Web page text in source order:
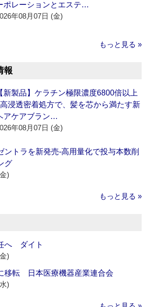
ポレーションとエステ…
年08月07日 (金)
もっと見る »
報
【新製品】ケラチン極限濃度6800倍以上
浸透密着処方で、髪を芯から満たす新
アケアブラン…
年08月07日 (金)
ントラを新発売‐高用量化で投与本数削
グ
)
もっと見る »
へ ダイト
)
移転 日本医療機器産業連合会
)